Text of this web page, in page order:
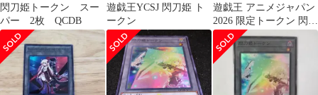
閃刀姫トークン スー
パー 2枚 QCDB
遊戯王YCSJ 閃刀姫 ト
ークン
遊戯王 アニメジャパン
2026 限定トークン 閃刀
姫